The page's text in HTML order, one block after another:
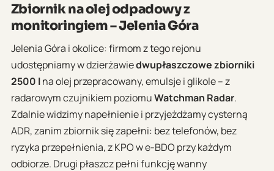
Zbiornik na olej odpadowy z
monitoringiem – Jelenia Góra
Jelenia Góra i okolice: firmom z tego rejonu
udostępniamy w dzierżawiedwupłaszczowe zbiorniki
2500 lna olej przepracowany, emulsje i glikole – z
radarowym czujnikiem poziomuWatchman Radar.
Zdalnie widzimy napełnienie i przyjeżdżamy cysterną
ADR, zanim zbiornik się zapełni: bez telefonów, bez
ryzyka przepełnienia, z KPO w e-BDO przy każdym
odbiorze. Drugi płaszcz pełni funkcję wanny